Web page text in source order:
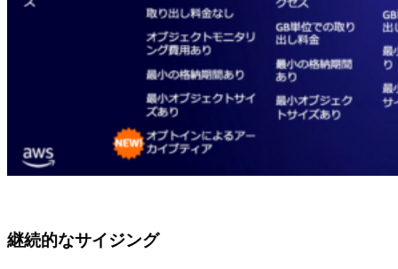
継続的なサイジング